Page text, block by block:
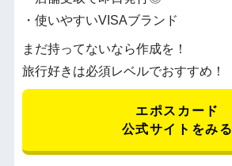
・使いやすいVISAブランド
まだ持ってないなら作成を！
旅行好きは必須レベルでおすすめ！
エポスカード
公式サイトをみる